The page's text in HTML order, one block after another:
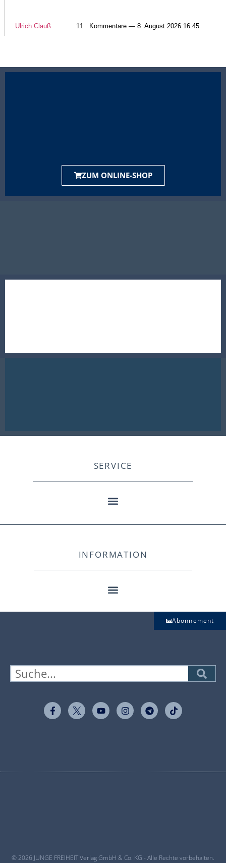
Ulrich Clauß 11 Kommentare — 8. August 2026 16:45
ZUM ONLINE-SHOP
SERVICE
INFORMATION
Abonnement
© 2026 JUNGE FREIHEIT Verlag GmbH & Co. KG - Alle Rechte vorbehalten.